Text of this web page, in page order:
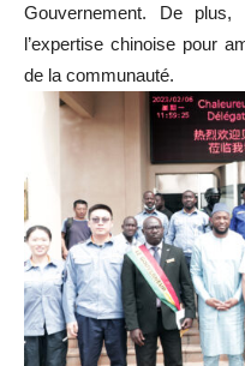
Gouvernement. De
l’expertise chinoise pour
de la communauté.